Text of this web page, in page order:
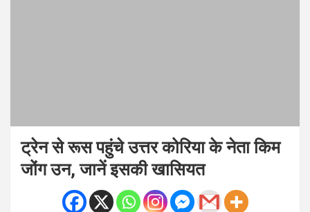
ट्रेन से रूस पहुंचे उत्तर कोरिया के नेता किम
जोंग उन, जानें इसकी खासियत